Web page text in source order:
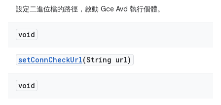
設定二進位檔的路徑，啟動 Gce Avd 執行個體。
void
setConnCheckUrl(String url)
void